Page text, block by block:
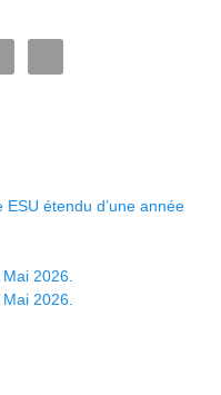
étendu d’une année
2026.
2026.